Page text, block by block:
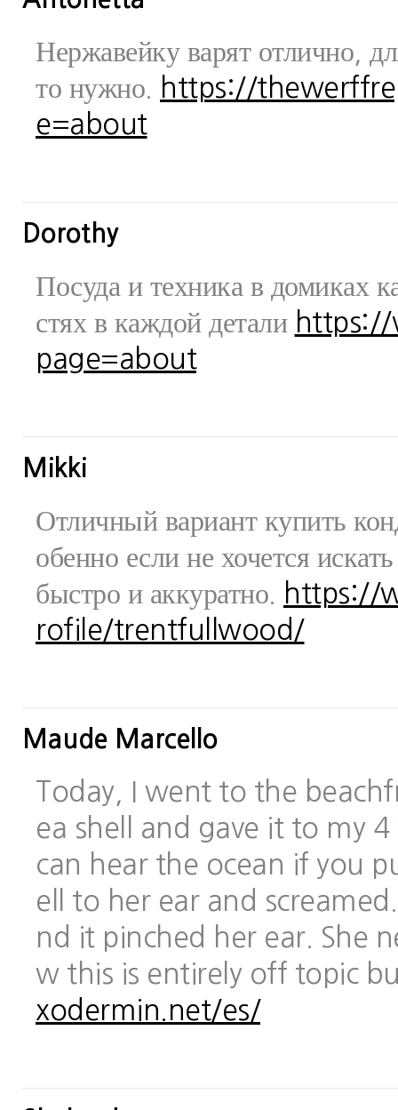
Нержавейку варят отлично,
то нужно.
https://
e=about
Dorothy
Посуда и техника в домиках
стях в каждой детали https://
page=about
Mikki
Отличный вариант купить
обенно если не хочется
быстро и аккуратно.
https://
rofile/trentfullwood/
Maude Marcello
Today, I went to the
ea shell and gave it to my
can hear the ocean if you
ell to her ear and
nd it pinched her ear. She
w this is entirely off topic
xodermin.net/es/